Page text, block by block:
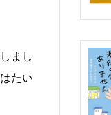
まし
たい